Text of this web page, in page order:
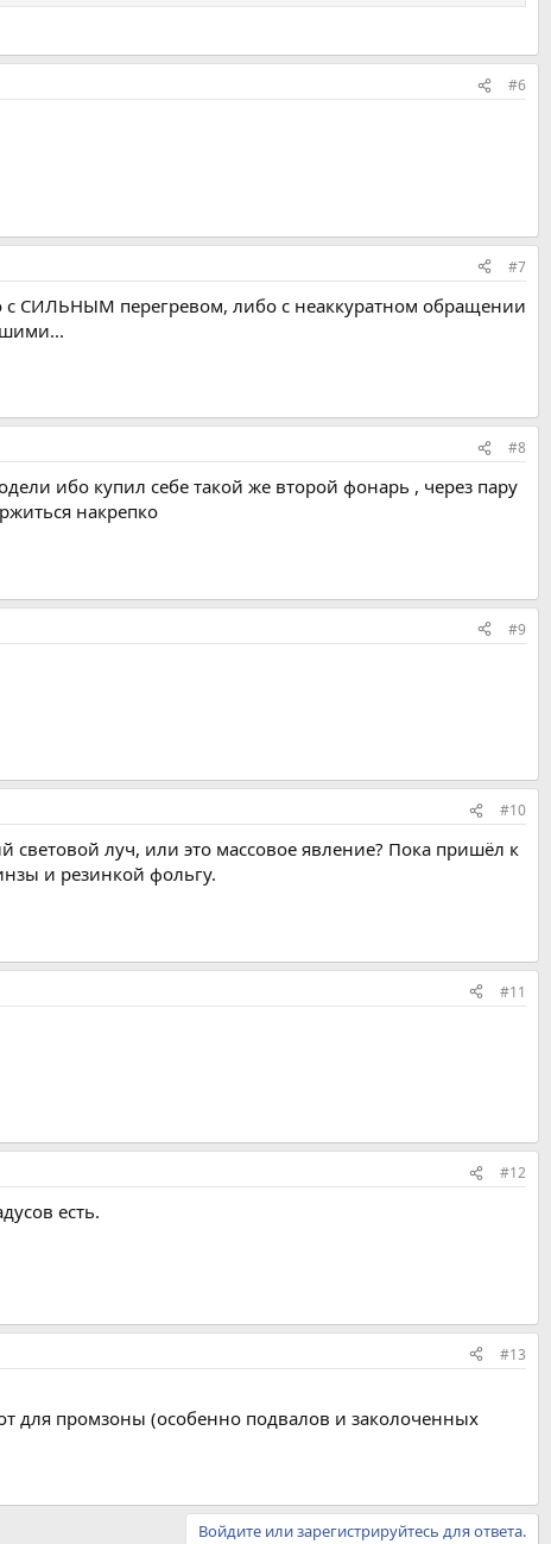
#6
#7
с СИЛЬНЫМ перегревом, либо с неаккуратном обращении
#8
ибо купил себе такой же второй фонарь , через пару
накрепко
#9
#10
луч, или это массовое явление? Пока пришёл к
и резинкой фольгу.
#11
#12
есть.
#13
для промзоны (особенно подвалов и заколоченных
Войдите или зарегистрируйтесь для ответа.